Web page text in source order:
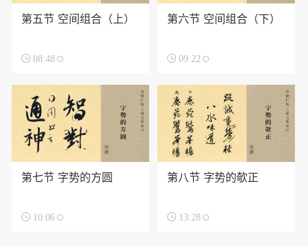
第五节 空间组合（上）
 08:48
第六节 空间组合（下）
 09:22
第七节 字势的方圆
 10:06
第八节 字势的欹正
 13:28